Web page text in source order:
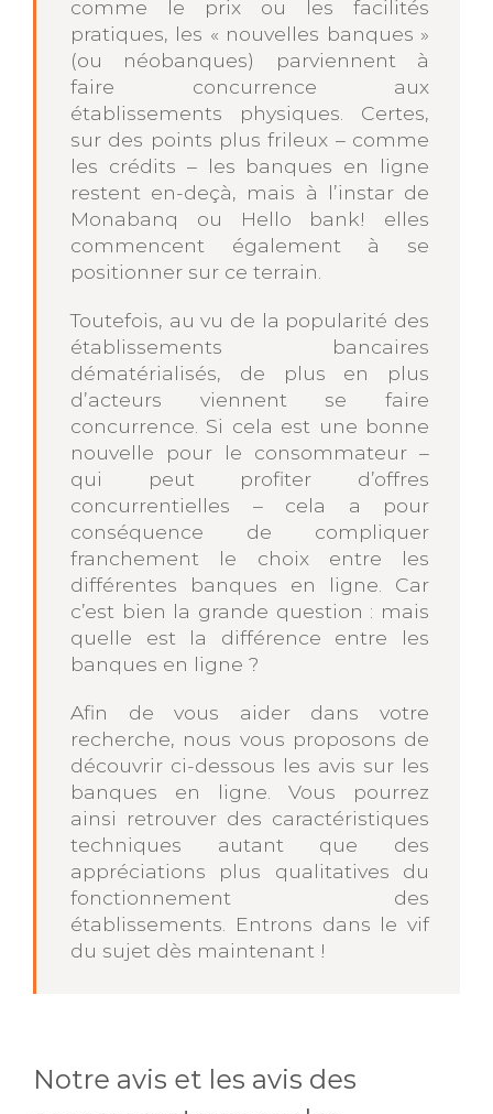
comme le prix ou les facilités
pratiques, les « nouvelles banques »
(ou néobanques) parviennent à
faire concurrence aux
établissements physiques. Certes,
sur des points plus frileux – comme
les crédits – les banques en ligne
restent en-deçà, mais à l’instar de
Monabanq ou Hello bank! elles
commencent également à se
positionner sur ce terrain.
Toutefois, au vu de la popularité des
établissements bancaires
dématérialisés, de plus en plus
d’acteurs viennent se faire
concurrence. Si cela est une bonne
nouvelle pour le consommateur –
qui peut profiter d’offres
concurrentielles – cela a pour
conséquence de compliquer
franchement le choix entre les
différentes banques en ligne. Car
c’est bien la grande question : mais
quelle est la différence entre les
banques en ligne ?
Afin de vous aider dans votre
recherche, nous vous proposons de
découvrir ci-dessous les avis sur les
banques en ligne. Vous pourrez
ainsi retrouver des caractéristiques
techniques autant que des
appréciations plus qualitatives du
fonctionnement des
établissements. Entrons dans le vif
du sujet dès maintenant !
Notre avis et les avis des